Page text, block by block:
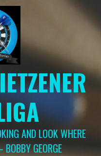
AND LOOK WHERE
GEORGE